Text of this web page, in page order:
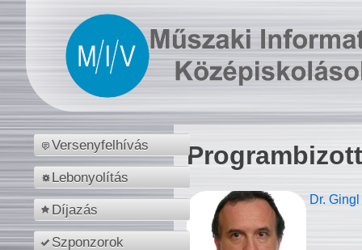
Versenyfelhívás
Lebonyolítás
Díjazás
Szponzorok
Dr.